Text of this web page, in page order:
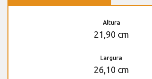
Altura
21,90 cm
Largura
26,10 cm